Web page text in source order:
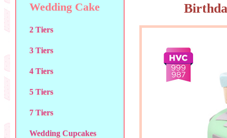
Wedding Cake
2 Tiers
3 Tiers
4 Tiers
5 Tiers
7 Tiers
Wedding Cupcakes